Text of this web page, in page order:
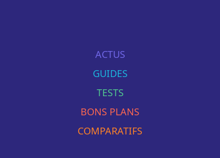
ACTUS
GUIDES
TESTS
BONS PLANS
COMPARATIFS